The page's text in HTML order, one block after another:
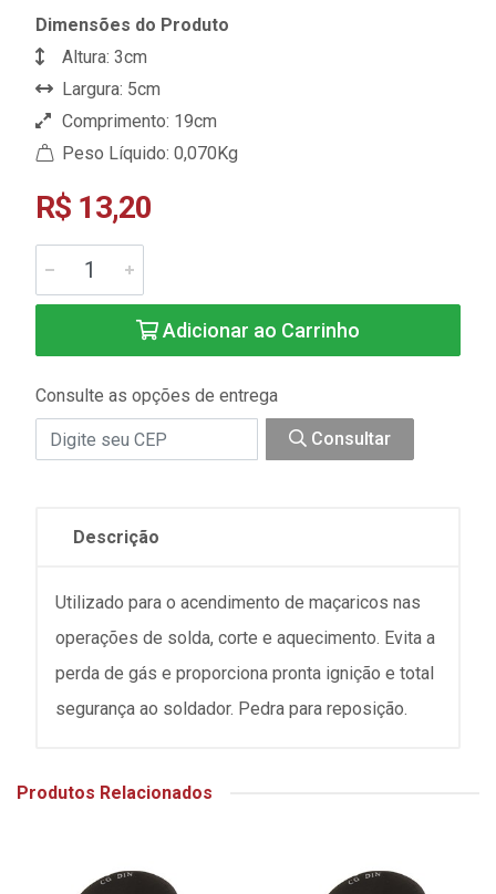
Dimensões do Produto
Altura: 3cm
Largura: 5cm
Comprimento: 19cm
Peso Líquido: 0,070Kg
R$ 13,20
Adicionar ao Carrinho
Consulte as opções de entrega
Consultar
Descrição
Utilizado para o acendimento de maçaricos nas
operações de solda, corte e aquecimento. Evita a
perda de gás e proporciona pronta ignição e total
segurança ao soldador. Pedra para reposição.
Produtos Relacionados